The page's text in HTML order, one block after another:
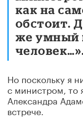
как на
обстоит.
же умный
Но поскольку я
с министром, то
Александра
встрече.